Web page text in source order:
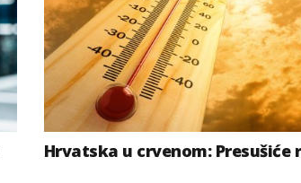
Hrvatska u crvenom: Presušiće